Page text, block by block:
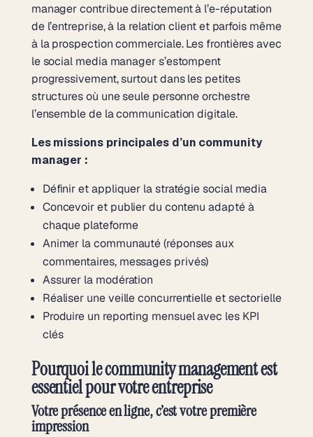
manager contribue directement à l’e-réputation
de l’entreprise, à la relation client et parfois même
à la prospection commerciale. Les frontières avec
le social media manager s’estompent
progressivement, surtout dans les petites
structures où une seule personne orchestre
l’ensemble de la communication digitale.
Les missions principales d’un community
manager :
Définir et appliquer la stratégie social media
Concevoir et publier du contenu adapté à
chaque plateforme
Animer la communauté (réponses aux
commentaires, messages privés)
Assurer la modération
Réaliser une veille concurrentielle et sectorielle
Produire un reporting mensuel avec les KPI
clés
Pourquoi le community management est
essentiel pour votre entreprise
Votre présence en ligne, c’est votre première
impression